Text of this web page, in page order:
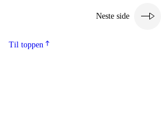
Neste side
Til toppen